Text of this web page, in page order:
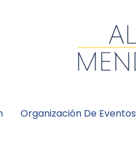
Organización De Eventos